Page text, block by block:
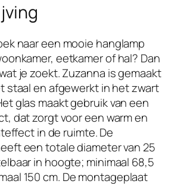
j
s
i
s
:
€
5
3
.
9
5
.
naar een mooie hanglamp
eetkamer of hal? Dan
je zoekt. Zuzanna is gemaakt
staal en afgewerkt in het zwart
glas maakt gebruik van een
dat zorgt voor een warm en
in de ruimte. De
een totale diameter van 25
in hoogte; minimaal 68,5
150 cm. De montageplaat